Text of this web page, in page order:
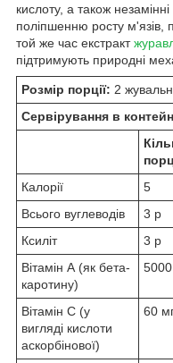
кислоту, а також
поліпшенню росту м'язів,
той же час екстракт
підтримують природні
Розмір порції: 2
Сервірування в
Калорії
5
Всього вуглеводів
3 р
Ксиліт
3 р
Вітамін А (як бета-
каротину)
Вітамін С (у
вигляді кислоти
аскорбінової)
60